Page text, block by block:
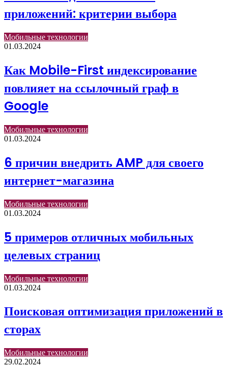
приложений: критерии выбора
Мобильные технологии
01.03.2024
Как Mobile-First индексирование
повлияет на ссылочный граф в
Google
Мобильные технологии
01.03.2024
6 причин внедрить AMP для своего
интернет-магазина
Мобильные технологии
01.03.2024
5 примеров отличных мобильных
целевых страниц
Мобильные технологии
01.03.2024
Поисковая оптимизация приложений в
сторах
Мобильные технологии
29.02.2024